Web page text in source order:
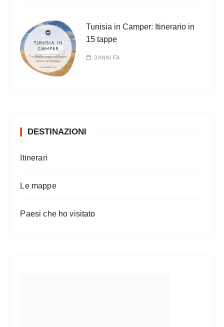
Tunisia in Camper: Itinerario in
15 tappe
3 ANNI FA
DESTINAZIONI
Itinerari
Le mappe
Paesi che ho visitato